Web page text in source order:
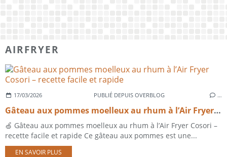
AIRFRYER
17/03/2026 PUBLIÉ DEPUIS OVERBLOG …
Gâteau aux pommes moelleux au rhum à l’Air Fryer Cosori – recette facile et rapide
🍏 Gâteau aux pommes moelleux au rhum à l’Air Fryer Cosori –
recette facile et rapide Ce gâteau aux pommes est une...
EN SAVOIR PLUS